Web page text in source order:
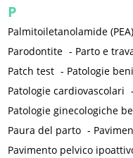
P
Palmitoiletanolamide (PEA)
Parodontite - Parto e
Patch test - Patologie
Patologie cardiovascolari -
Patologie ginecologiche
Paura del parto -
Pavimento pelvico